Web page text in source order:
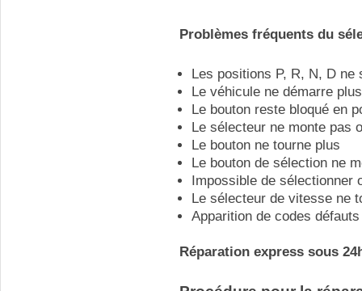
Problèmes fréquents du
Les positions P, R, N, D ne
Le véhicule ne démarre
Le bouton reste bloqué en
Le sélecteur ne monte pas
Le bouton ne tourne plus
Le bouton de sélection ne
Impossible de sélectionner
Le sélecteur de vitesse ne
Apparition de codes
Réparation express sous